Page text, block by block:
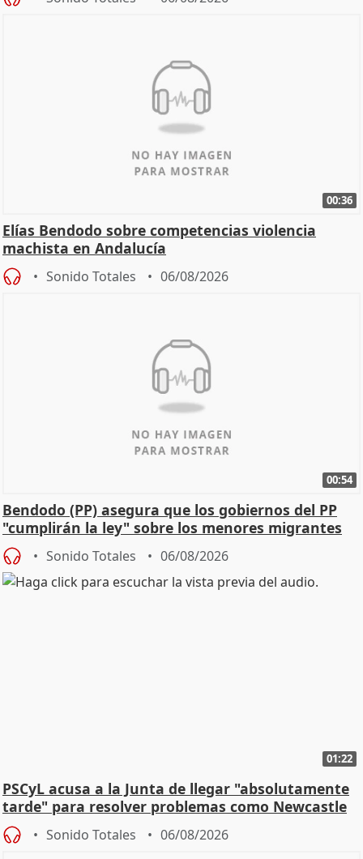
00:36
Elías Bendodo sobre competencias violencia
machista en Andalucía
Sonido Totales 06/08/2026
00:54
Bendodo (PP) asegura que los gobiernos del PP
"cumplirán la ley" sobre los menores migrantes
Sonido Totales 06/08/2026
01:22
PSCyL acusa a la Junta de llegar "absolutamente
tarde" para resolver problemas como Newcastle
Sonido Totales 06/08/2026